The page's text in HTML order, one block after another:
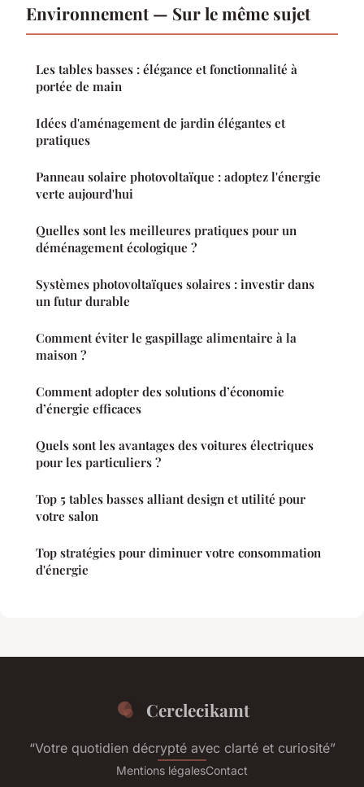
Environnement — Sur le même sujet
Les tables basses : élégance et fonctionnalité à
portée de main
Idées d'aménagement de jardin élégantes et
pratiques
Panneau solaire photovoltaïque : adoptez l'énergie
verte aujourd'hui
Quelles sont les meilleures pratiques pour un
déménagement écologique ?
Systèmes photovoltaïques solaires : investir dans
un futur durable
Comment éviter le gaspillage alimentaire à la
maison ?
Comment adopter des solutions d’économie
d’énergie efficaces
Quels sont les avantages des voitures électriques
pour les particuliers ?
Top 5 tables basses alliant design et utilité pour
votre salon
Top stratégies pour diminuer votre consommation
d'énergie
Cerclecikamt
“Votre quotidien décrypté avec clarté et curiosité”
Mentions légalesContact